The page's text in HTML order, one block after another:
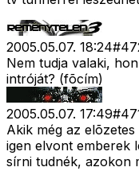
2005.05.07. 18:24#
Nem tudja valaki,
intróját? (fõcím)
2005.05.07. 17:49#
Akik még az
igen elvont emberek
sírni tudnék, azokon